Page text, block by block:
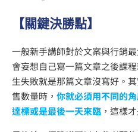
【關鍵決勝點】
一般新手講師對於文案與行銷
會妄想自己寫一篇文章之後課
生失敗就是那篇文章沒寫好。
售數量時， 你就必須用不同的
達標或是最後一天來臨 ，這樣